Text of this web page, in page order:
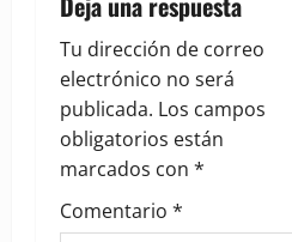
i
g
a
t
i
Tu dirección de correo
electrónico no será
publicada. Los campos
obligatorios están
marcados con *
Comentario *